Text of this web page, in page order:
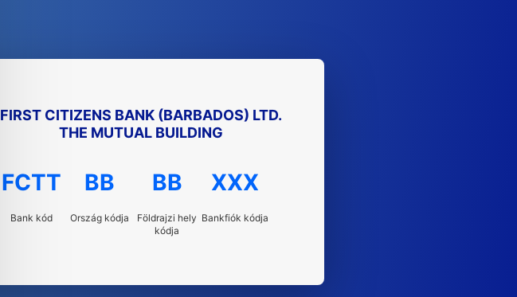
FIRST CITIZENS BANK (BARBADOS) LTD.
THE MUTUAL BUILDING
FCTT
Bank kód
BB
Ország kódja
BB
Földrajzi hely
kódja
XXX
Bankfiók kódja